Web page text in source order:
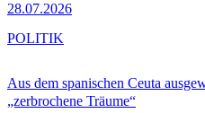
28.07.2026
Aus dem spanischen Ceuta
„zerbrochene Träume“
POLITIK